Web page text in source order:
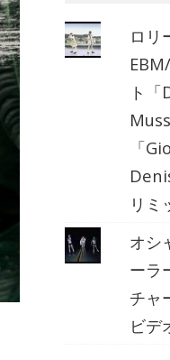
ロリ
ト
「
リミ
オシ
ーラ
チャ
ビデ